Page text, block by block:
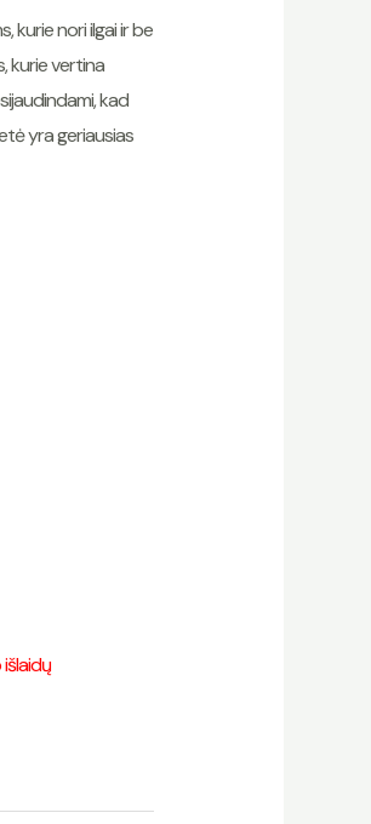
kurie nori ilgai ir be
kurie vertina
kad
yra geriausias